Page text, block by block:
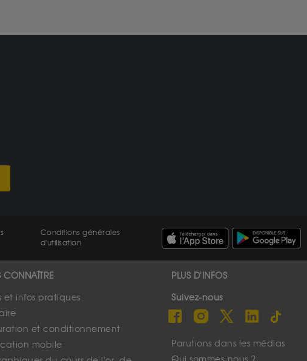
Conditions générales
d'utilisation
CONNAÎTRE
et infos pratiques
et conditionnement
mobile
PLUS D'INFOS
Suivez-nous
Parutions dans les médias